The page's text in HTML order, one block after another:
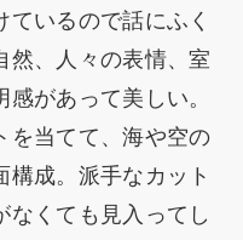
いるので話にふく
然、人々の表情、室
があって美しい。
を当てて、海や空の
成。派手なカット
なくても見入ってし